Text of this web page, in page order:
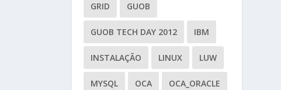
GRID GUOB
GUOB TECH DAY 2012 IBM
INSTALAÇÃO LINUX LUW
MYSQL OCA OCA_ORACLE